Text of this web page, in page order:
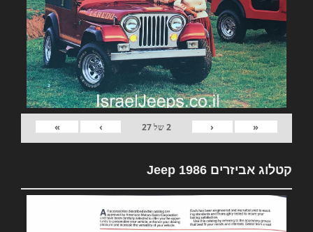
«
‹
2של27
›
»
קטלוג אביזרים Jeep 1986